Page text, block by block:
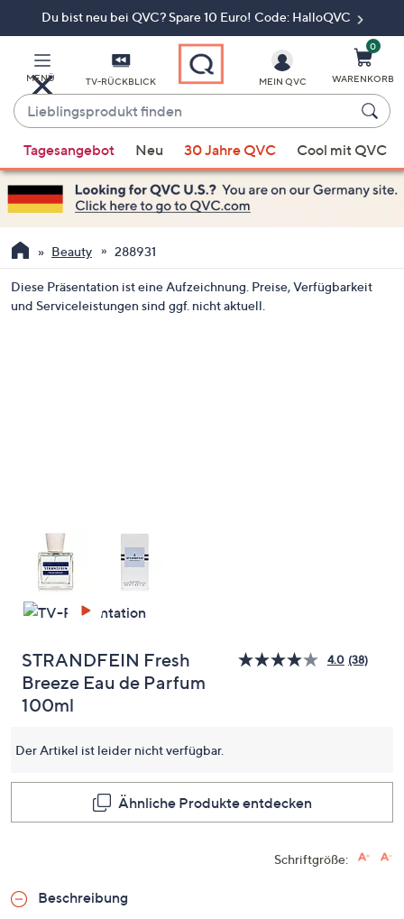
Du bist neu bei QVC? Spare 10 Euro! Code: HalloQVC
MENÜ TV-RÜCKBLICK
Lieblingsprodukt
finden
Vorschläge
verfügbar
sind,
verwenden
Sie
die
Pfeiltasten
nach
Geräten
nach
links
bzw.
rechts,
diese
anzuzeigen.
MEIN QVC
0
WARENKORB
Tagesangebot Neu 30 Jahre QVC Cool mit QVC
Beauty 288931
Diese Präsentation ist eine Aufzeichnung. Preise, Verfügbarkeit
und Serviceleistungen sind ggf. nicht aktuell.
STRANDFEIN Fresh
Breeze Eau de Parfum
100ml
4.0 38
(38)
Der Artikel ist leider nicht verfügbar.
Ähnliche Produkte entdecken
Schriftgröße:
Beschreibung